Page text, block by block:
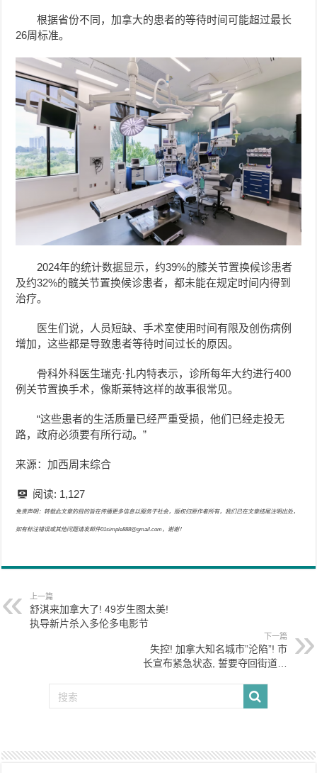
根据省份不同，加拿大的患者的等待时间可能超过最长
26周标准。
2024年的统计数据显示，约39%的膝关节置换候诊患者
及约32%的髋关节置换候诊患者，都未能在规定时间内得到
治疗。
医生们说，人员短缺、手术室使用时间有限及创伤病例
增加，这些都是导致患者等待时间过长的原因。
骨科外科医生瑞克·扎内特表示，诊所每年大约进行400
例关节置换手术，像斯莱特这样的故事很常见。
“这些患者的生活质量已经严重受损，他们已经走投无
路，政府必须要有所行动。”
来源：加西周末综合
阅读: 1,127
免责声明：转载此文章的目的旨在传播更多信息以服务于社会，版权归原作者所有，我们已在文章结尾注明出处，
如有标注错误或其他问题请发邮件01simple888@gmail.com，谢谢！
上一篇
舒淇来加拿大了! 49岁生图太美!
执导新片杀入多伦多电影节
下一篇
失控! 加拿大知名城市”沦陷”! 市
长宣布紧急状态, 誓要夺回街道…